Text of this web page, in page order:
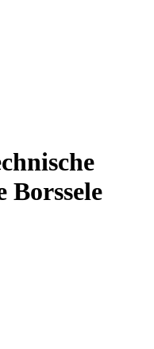
Borssele